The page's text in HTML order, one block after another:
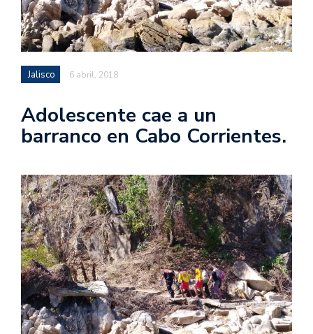
Jalisco 6 abril, 2018
Adolescente cae a un
barranco en Cabo Corrientes.